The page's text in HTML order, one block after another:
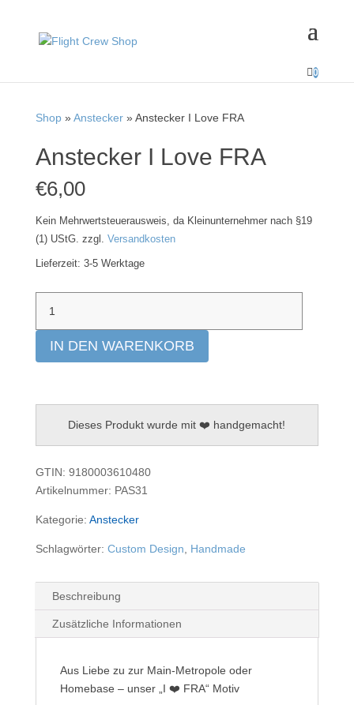
0
Shop»Anstecker» Anstecker I Love FRA
MADE
Anstecker I Love FRA
€6,00
Kein Mehrwertsteuerausweis, da Kleinunternehmer nach §19
(1) UStG. zzgl. Versandkosten
Lieferzeit: 3-5 Werktage
Love
FRA
IN DEN WARENKORB
Dieses Produkt wurde mit ❤️ handgemacht!
GTIN: 9180003610480
Artikelnummer: PAS31
Kategorie: Anstecker
Schlagwörter: Custom Design Handmade
Beschreibung
Zusätzliche Informationen
Aus Liebe zu zur Main-Metropole oder
Homebase – unser „I ❤️ FRA“ Motiv